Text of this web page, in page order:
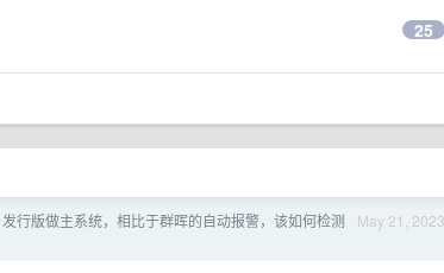
25
May 21, 2023
行版做主系统，相比于群晖的自动报警，该如何检测